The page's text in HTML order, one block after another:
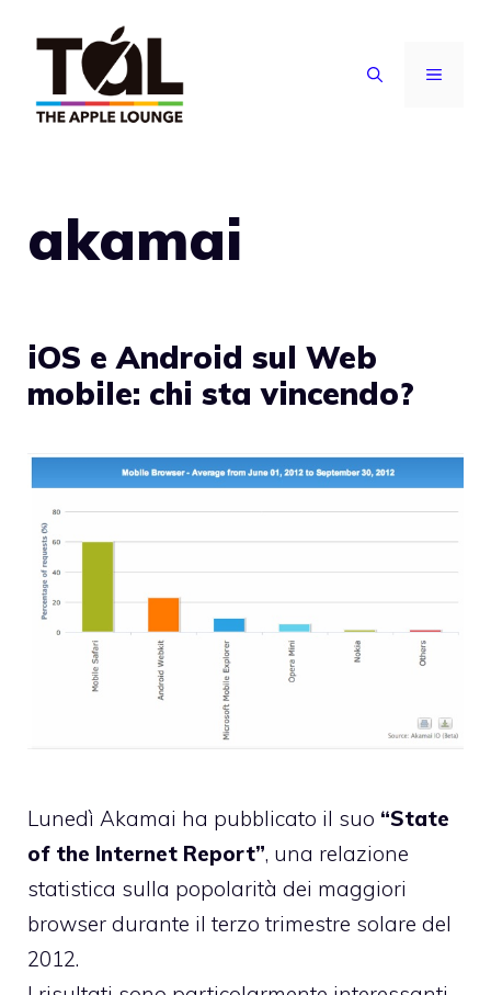
contenuto
MENU
akamai
iOS e Android sul Web
mobile: chi sta vincendo?
Lunedì Akamai ha pubblicato il suo “State
of the Internet Report”, una relazione
statistica sulla popolarità dei maggiori
browser durante il terzo trimestre solare del
2012.